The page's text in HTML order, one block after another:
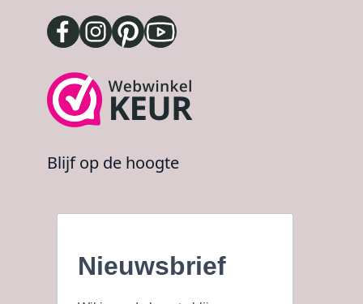
Blijf op de hoogte
Nieuwsbrief